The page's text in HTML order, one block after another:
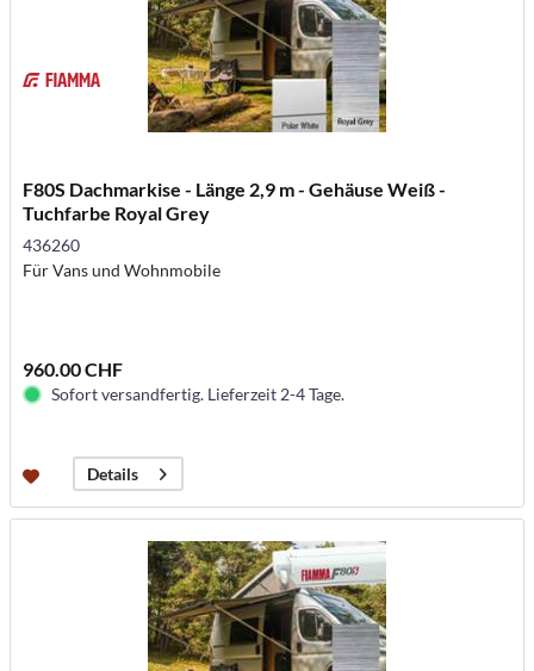
F80S Dachmarkise - Länge 2,9 m - Gehäuse Weiß -
Tuchfarbe Royal Grey
436260
Für Vans und Wohnmobile
960.00 CHF
Sofort versandfertig. Lieferzeit 2-4 Tage.
Details